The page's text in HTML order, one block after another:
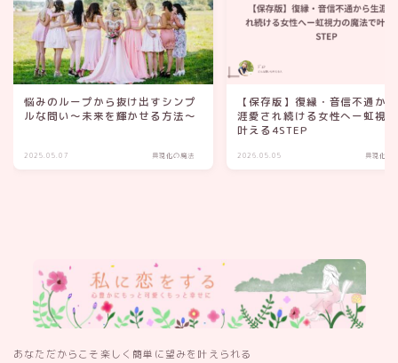
悩みのループから抜け出すシンプ
ルな問い～未来を輝かせる方法～
2025.05.07 具現化の魔法
【保存版】復縁・音信不通か
涯愛され続ける女性へー虹視
叶える4STEP
2026.05.05 具現化の
あなただからこそ楽しく簡単に望みを叶えられる